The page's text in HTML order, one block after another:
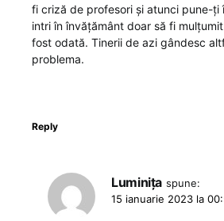
fi criză de profesori și atunci pune-ți
intri în învățământ doar să fi
fost odată. Tinerii de azi gândesc
problema.
Reply
Luminița spune:
15 ianuarie 2023 la